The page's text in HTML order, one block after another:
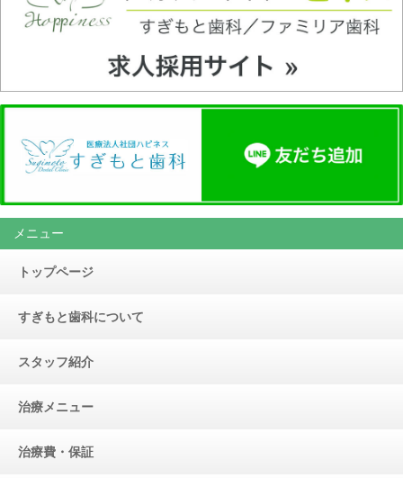
メニュー
トップページ
すぎもと歯科について
スタッフ紹介
治療メニュー
治療費・保証